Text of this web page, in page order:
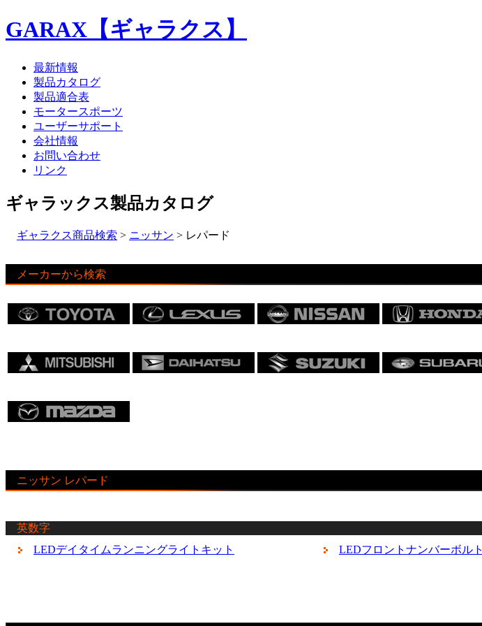
GARAX【ギャラクス】
最新情報
製品カタログ
製品適合表
モータースポーツ
ユーザーサポート
会社情報
お問い合わせ
リンク
ギャラックス製品カタログ
ギャラクス商品検索 > ニッサン > レパード
メーカーから検索
ニッサン レパード
英数字
LEDデイタイムランニングライトキット
LEDフロントナンバーボルト